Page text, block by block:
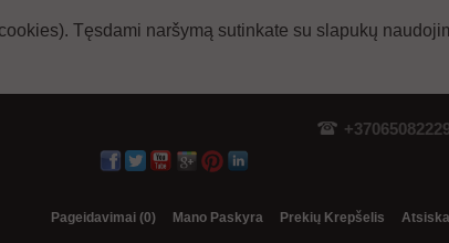
Tęsdami naršymą sutinkate su slapukų
Pageidavimai (0) Mano Paskyra Prekių Krepšelis